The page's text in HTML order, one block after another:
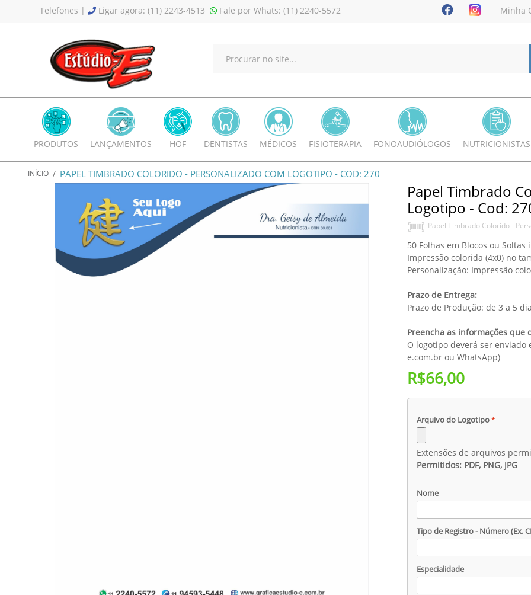
Telefones | Ligar agora: (11) 2243-4513 Fale por Whats: (11) 2240-5572 Minha
PRODUTOS LANÇAMENTOS HOF DENTISTAS MÉDICOS FISIOTERAPIA FONOAUDIÓLOGOS NUTRICIONISTAS
INÍCIO / PAPEL TIMBRADO COLORIDO - PERSONALIZADO COM LOGOTIPO - COD: 270
Papel Timbrado
Logotipo - Cod:
Papel Timbrado Colorido -
50 Folhas em Blocos ou
Impressão colorida (4x0) no
Personalização: Impressão
Prazo de Entrega:
Prazo de Produção: de 3 a 5
Preencha as informações que
O logotipo deverá ser enviado
e.com.br ou WhatsApp)
R$66,00
Arquivo do Logotipo
Extensões de arquivos
Permitidos: PDF, PNG, JPG
Nome
Tipo de Registro - Número (Ex.
Especialidade